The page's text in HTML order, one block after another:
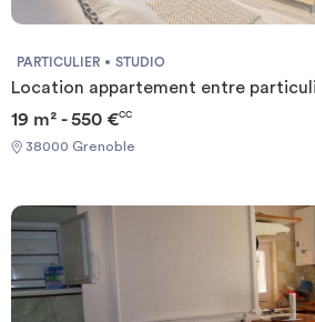
PARTICULIER STUDIO
Location appartement entre
19 m² - 550 €CC
38000 Grenoble